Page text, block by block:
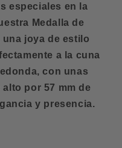
especiales en la
Medalla de
una joya de estilo
a la cuna
con unas
por 57 mm de
y presencia.